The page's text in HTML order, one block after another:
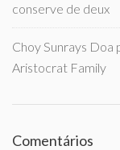
conserve de deux
Choy Sunrays Doa
Aristocrat Family
Comentários